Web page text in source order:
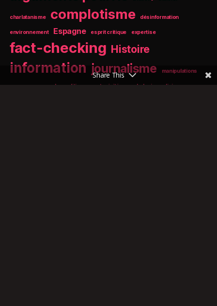
charlatanisme complotisme désinformation
environnement Espagne esprit critique expertise
fact-checking Histoire
information journalisme manipulations
mensonge morale politique port-vérité psychologie religion
Share This